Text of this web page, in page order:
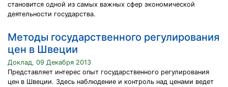
становится одной из самых важных сфер экономической
деятельности государства.
Методы государственного регулирования
цен в Швеции
Доклад, 09 Декабря 2013
Представляет интерес опыт государственного регулирования
цен в Швеции. Здесь наблюдение и контроль над ценами ведет